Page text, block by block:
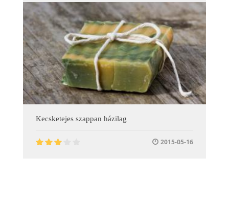
Kecsketejes szappan házilag
2015-05-16